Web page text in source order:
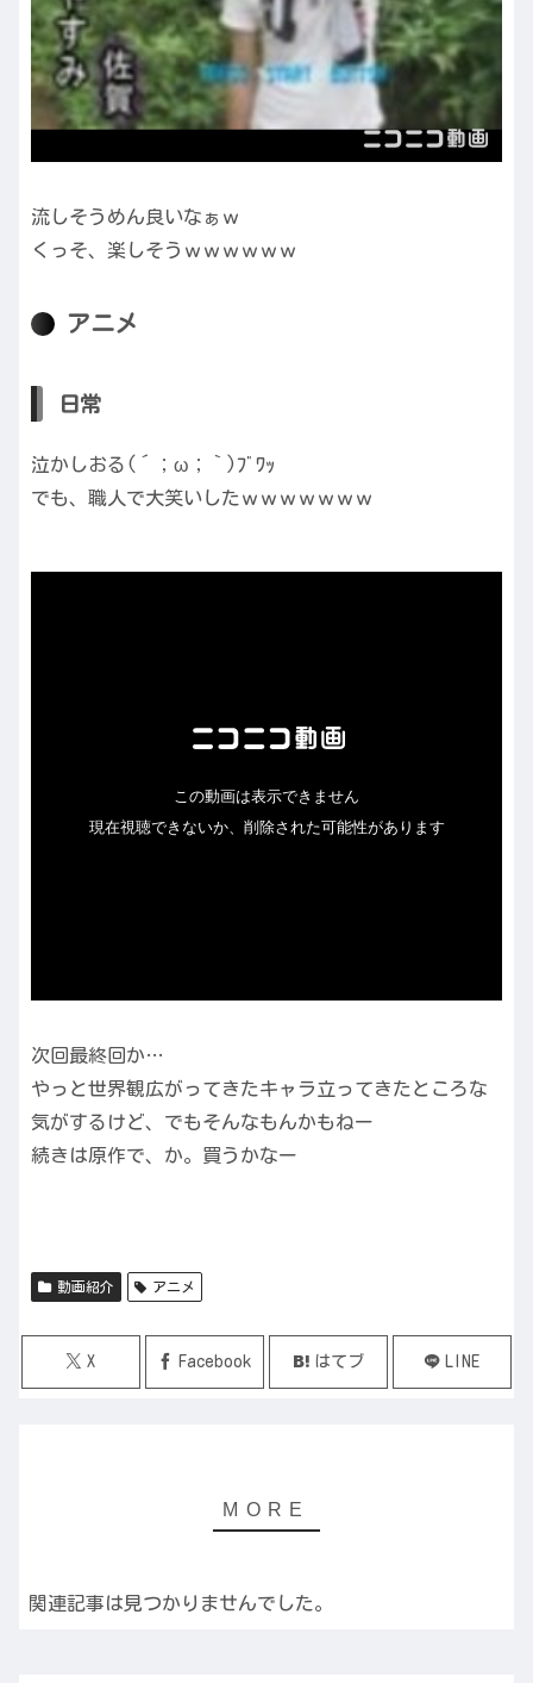
流しそうめん良いなぁｗ
くっそ、楽しそうｗｗｗｗｗｗ
アニメ
日常
泣かしおる(´；ω；｀)ﾌﾞﾜｯ
でも、職人で大笑いしたｗｗｗｗｗｗｗ
次回最終回か…
やっと世界観広がってきたキャラ立ってきたところな
気がするけど、でもそんなもんかもねー
続きは原作で、か。買うかなー
動画紹介 アニメ
X Facebook はてブ LINE
関連記事は見つかりませんでした。